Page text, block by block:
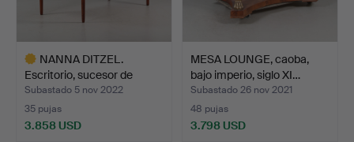
NANNA DITZEL.
Escritorio, sucesor de
Søren…
Subastado 5 nov 2022
35 pujas
3.858 USD
MESA LOUNGE, caoba,
bajo imperio, siglo XI…
Subastado 26 nov 2021
48 pujas
3.798 USD